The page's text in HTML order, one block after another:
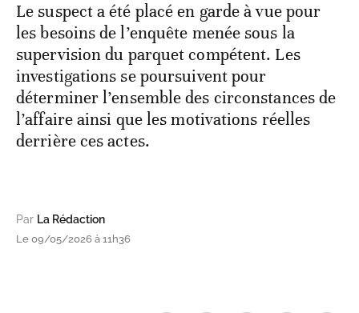
​Le suspect a été placé en garde à vue pour
les besoins de l’enquête menée sous la
supervision du parquet compétent. Les
investigations se poursuivent pour
déterminer l’ensemble des circonstances de
l’affaire ainsi que les motivations réelles
derrière ces actes.
Par La Rédaction
Le 09/05/2026 à 11h36